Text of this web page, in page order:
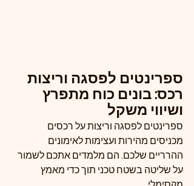
ספרינטים לפסגה וריצות
רכס: בונים כוח מתפרץ
ושיווי משקל
ספרינטים לפסגה וריצות על רכסים
מכניסים מהירות ועצימות לאימונים
ההרריים שלכם. הם מלמדים אתכם לשמור
על שליטה בשטח טכני תוך כדי מאמץ